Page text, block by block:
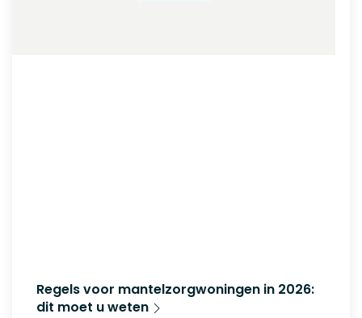
Regels voor mantelzorgwoningen in 2026:
dit moet u weten